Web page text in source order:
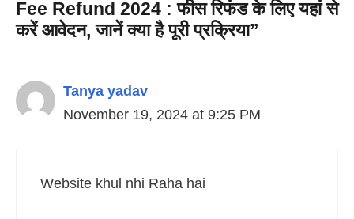
Fee Refund 2024 : फीस रिफंड के लिए यहां से
करें आवेदन, जानें क्या है पूरी प्रक्रिया”
Tanya yadav
November 19, 2024 at 9:25 PM
Website khul nhi Raha hai